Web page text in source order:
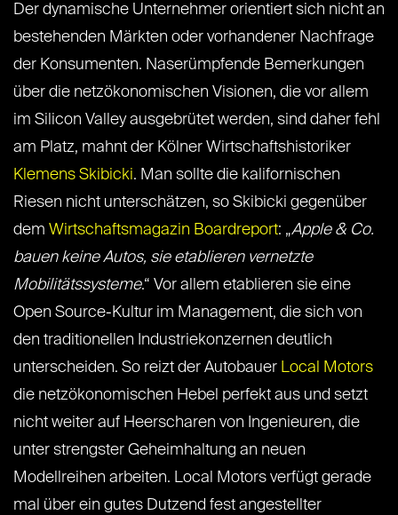
Der dynamische Unternehmer orientiert sich nicht an
bestehenden Märkten oder vorhandener Nachfrage
der Konsumenten. Naserümpfende Bemerkungen
über die netzökonomischen Visionen, die vor allem
im Silicon Valley ausgebrütet werden, sind daher fehl
am Platz, mahnt der Kölner Wirtschaftshistoriker
Klemens Skibicki. Man sollte die kalifornischen
Riesen nicht unterschätzen, so Skibicki gegenüber
dem Wirtschaftsmagazin Boardreport: „Apple & Co.
bauen keine Autos, sie etablieren vernetzte
Mobilitätssysteme.“ Vor allem etablieren sie eine
Open Source-Kultur im Management, die sich von
den traditionellen Industriekonzernen deutlich
unterscheiden. So reizt der Autobauer Local Motors
die netzökonomischen Hebel perfekt aus und setzt
nicht weiter auf Heerscharen von Ingenieuren, die
unter strengster Geheimhaltung an neuen
Modellreihen arbeiten. Local Motors verfügt gerade
mal über ein gutes Dutzend fest angestellter